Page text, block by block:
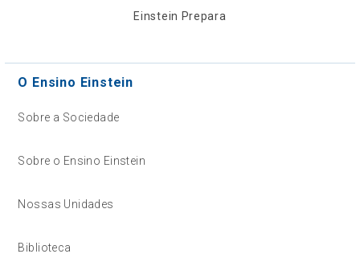
Einstein Prepara
O Ensino Einstein
Sobre a Sociedade
Sobre o Ensino Einstein
Nossas Unidades
Biblioteca